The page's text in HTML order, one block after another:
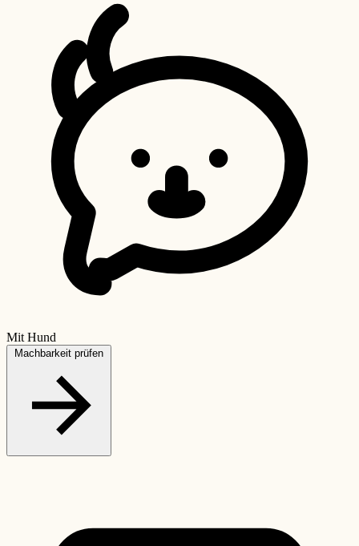
Mit Hund
Machbarkeit prüfen